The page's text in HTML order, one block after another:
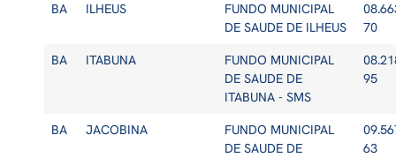
BA ILHEUS
FUNDO MUNICIPAL
DE SAUDE DE ILHEUS
70
BA ITABUNA
FUNDO MUNICIPAL
DE SAUDE DE
ITABUNA - SMS
95
BA JACOBINA
FUNDO MUNICIPAL
DE SAUDE DE
63